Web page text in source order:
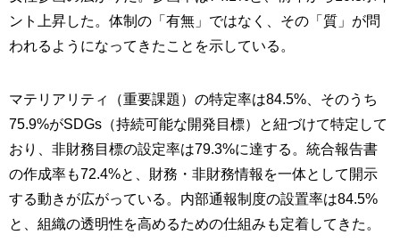
ント上昇した。体制の「有無」ではなく、その「質」が問
われるようになってきたことを示している。
マテリアリティ（重要課題）の特定率は84.5%、そのうち
75.9%がSDGs（持続可能な開発目標）と紐づけて特定して
おり、非財務目標の設定率は79.3%に達する。統合報告書
の作成率も72.4%と、財務・非財務情報を一体として開示
する動きが広がっている。内部通報制度の設置率は84.5%
と、組織の透明性を高めるための仕組みも定着してきた。